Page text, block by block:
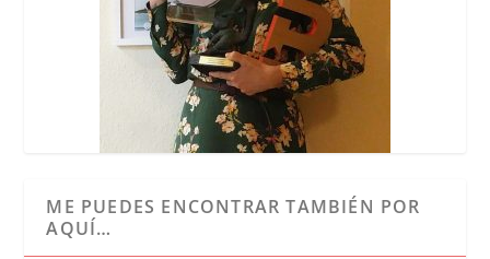
ME PUEDES ENCONTRAR TAMBIÉN POR
AQUÍ…